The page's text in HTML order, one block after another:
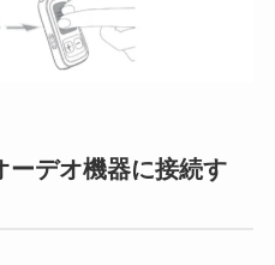
デオ機器に接続す